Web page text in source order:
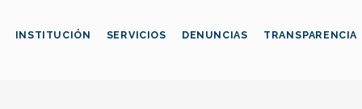
INSTITUCIÓN SERVICIOS DENUNCIAS TRANSPARENCIA